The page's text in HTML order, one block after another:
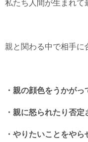
私たち人間が生まれて
親と関わる中で相手に
・親の顔色をうかがっ
・親に怒られたり否
・やりたいことをや